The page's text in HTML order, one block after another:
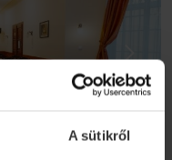
A sütikről